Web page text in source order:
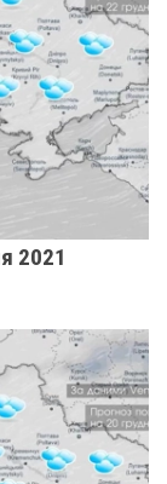
2021